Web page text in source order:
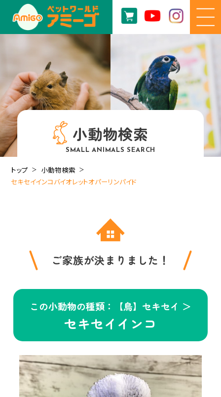
小動物検索
SMALL ANIMALS SEARCH
トップ
小動物検索
セキセイインコバイオレットオパーリンパイド
ご家族が決まりました！
この小動物の種類：【鳥】セキセイ ＞
セキセイインコ